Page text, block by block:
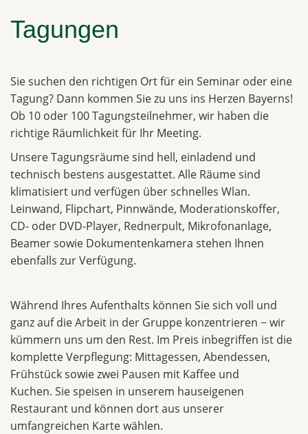
Tagungen
Sie suchen den richtigen Ort für ein Seminar oder eine
Tagung? Dann kommen Sie zu uns ins Herzen Bayerns!
Ob 10 oder 100 Tagungsteilnehmer, wir haben die
richtige Räumlichkeit für Ihr Meeting.
Unsere Tagungsräume sind hell, einladend und
technisch bestens ausgestattet. Alle Räume sind
klimatisiert und verfügen über schnelles Wlan.
Leinwand, Flipchart, Pinnwände, Moderationskoffer,
CD- oder DVD-Player, Rednerpult, Mikrofonanlage,
Beamer sowie Dokumentenkamera stehen Ihnen
ebenfalls zur Verfügung.
Während Ihres Aufenthalts können Sie sich voll und
ganz auf die Arbeit in der Gruppe konzentrieren − wir
kümmern uns um den Rest. Im Preis inbegriffen ist die
komplette Verpflegung: Mittagessen, Abendessen,
Frühstück sowie zwei Pausen mit Kaffee und
Kuchen. Sie speisen in unserem hauseigenen
Restaurant und können dort aus unserer
umfangreichen Karte wählen.